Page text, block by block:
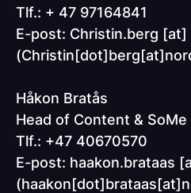
Tlf.: + 47 97164841
E-post: Christin.berg [at]
Håkon Bratås
Head of Content & SoMe
Tlf.: +47 40670570
E-post: haakon.brataas